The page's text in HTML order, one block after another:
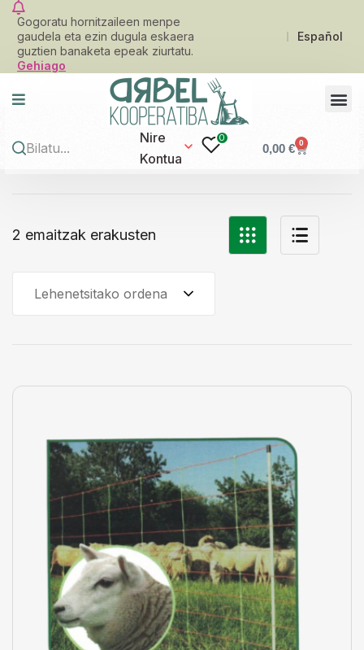
Gogoratu hornitzaileen menpe
gaudela eta ezin dugula eskaera
guztien banaketa epeak ziurtatu.
Gehiago
Español
Nire
Kontua
0
0,00€ 0
2 emaitzak erakusten
Lehenetsitako ordena